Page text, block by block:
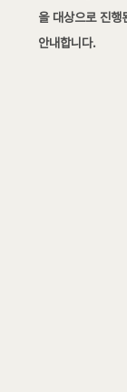
을 대상으로 진행
안내합니다.